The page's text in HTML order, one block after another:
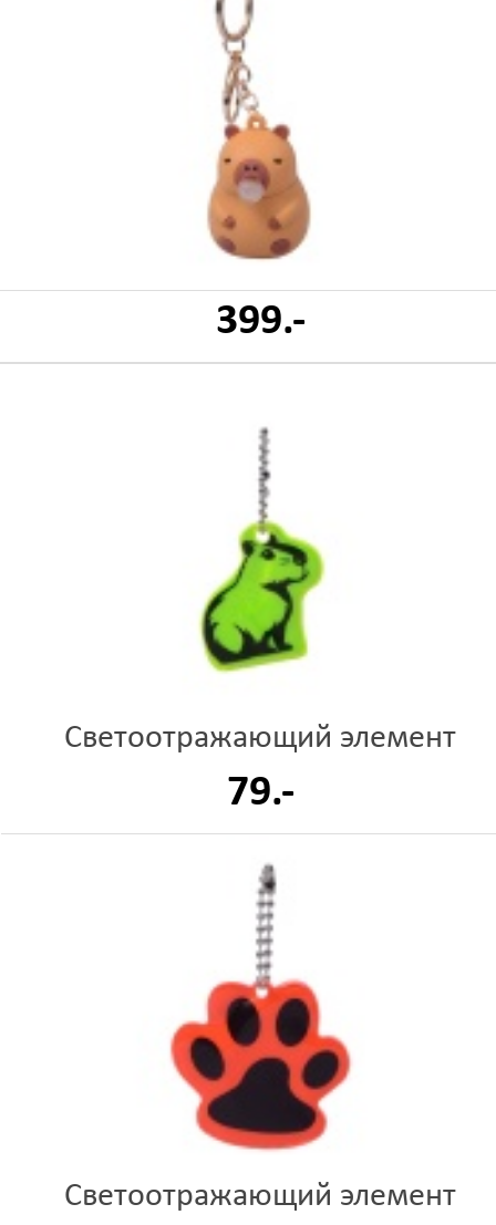
399.-
Светоотражающий элемент
79.-
Светоотражающий элемент